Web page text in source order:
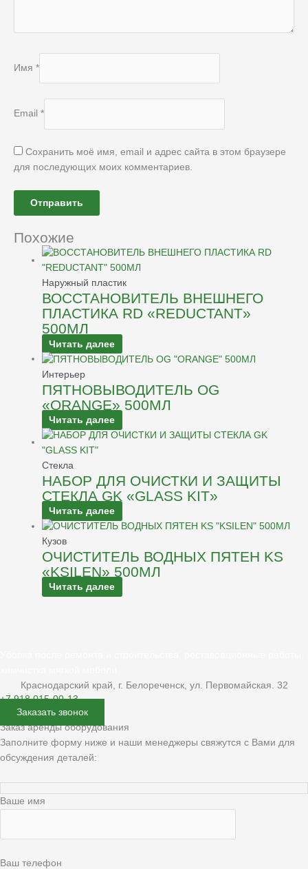
Имя *
Email *
Сохранить моё имя, email и адрес сайта в этом браузере
для последующих моих комментариев.
Похожие
Наружный пластик
ВОССТАНОВИТЕЛЬ ВНЕШНЕГО
ПЛАСТИКА RD «REDUCTANT»
500МЛ
Читать далее
Интерьер
ПЯТНОВЫВОДИТЕЛЬ OG
«ORANGE» 500МЛ
Читать далее
Стекла
НАБОР ДЛЯ ОЧИСТКИ И ЗАЩИТЫ
СТЕКЛА GK «GLASS KIT»
Читать далее
Кузов
ОЧИСТИТЕЛЬ ВОДНЫХ ПЯТЕН KS
«KSILEN» 500МЛ
Читать далее
Краснодарский край, г. Белореченск, ул. Первомайская. 32
+7 918 015-00-13
Заказать звонок
Заказ аренды оборудования
Заполните форму ниже и наши менеджеры свяжутся с Вами для
обсуждения деталей:
Ваше имя
Ваш телефон